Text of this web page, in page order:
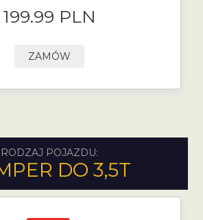
199.99 PLN
ZAMÓW
RODZAJ POJAZDU:
DO 3,5T